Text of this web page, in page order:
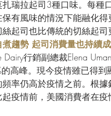
瑞拉起司3種口味。每種
有風味的情況下能融化
起司也比傳統的切絲起
趨勢 起司消費量也持續
Dairy行銷副總裁Elena
高峰。現今疫情雖已得
率仍高於疫情之前。根
疫情前，美國消費者在